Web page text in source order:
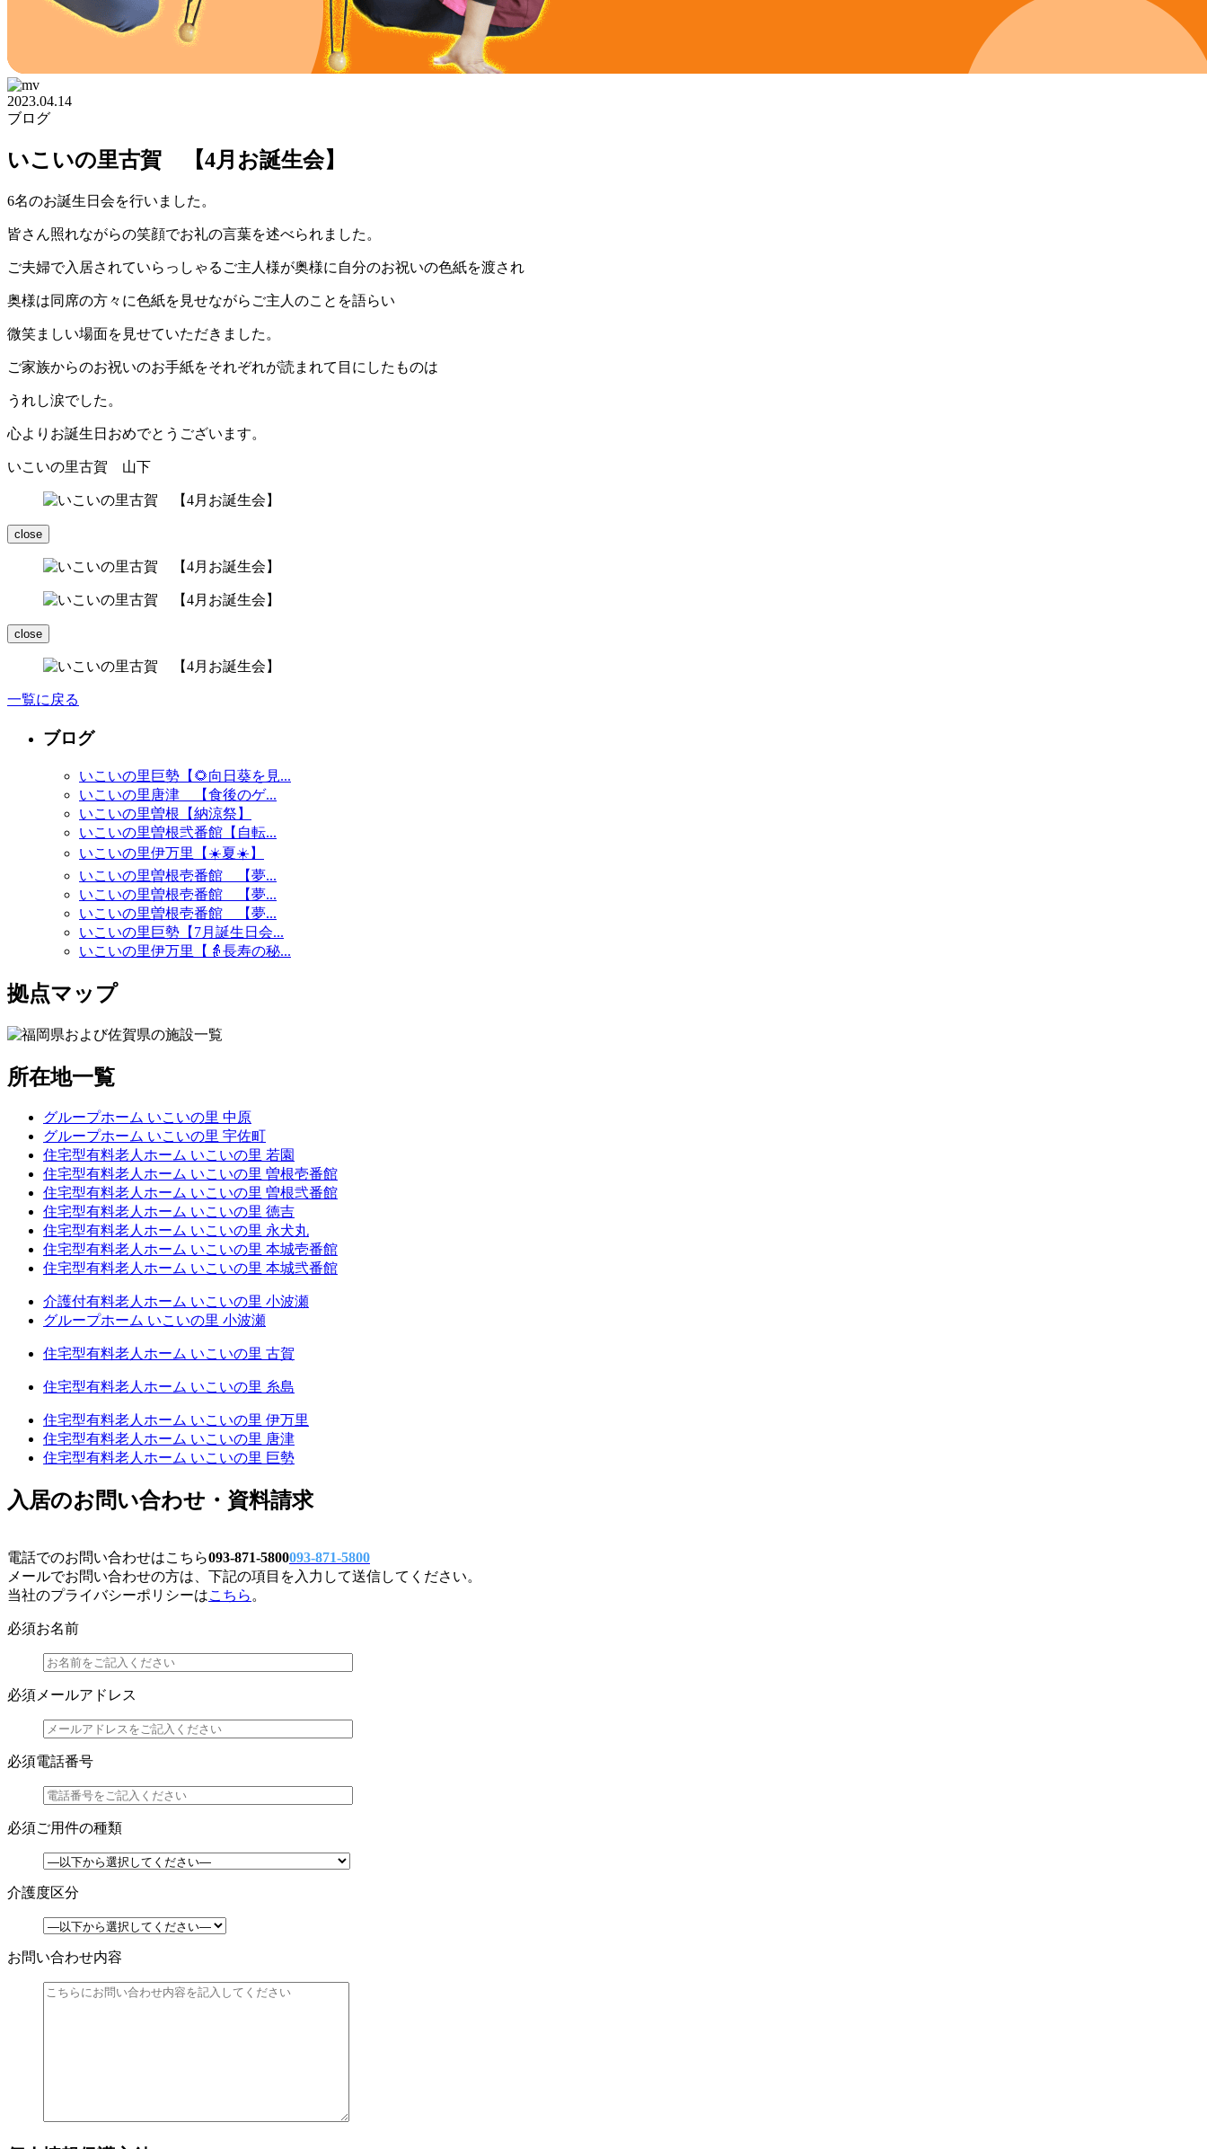
2023.04.14
ブログ
いこいの里古賀 【4月お誕生会】
6名のお誕生日会を行いました。
皆さん照れながらの笑顔でお礼の言葉を述べられました。
ご夫婦で入居されていらっしゃるご主人様が奥様に自分のお祝いの色紙を渡され
奥様は同席の方々に色紙を見せながらご主人のことを語らい
微笑ましい場面を見せていただきました。
ご家族からのお祝いのお手紙をそれぞれが読まれて目にしたものは
うれし涙でした。
心よりお誕生日おめでとうございます。
いこいの里古賀 山下
close
close
一覧に戻る
ブログ
いこいの里巨勢【🌻向日葵を見...
いこいの里唐津 【食後のゲ...
いこいの里曽根【納涼祭】
いこいの里曽根弐番館【自転...
いこいの里伊万里【☀️夏☀️】
いこいの里曽根壱番館 【夢...
いこいの里曽根壱番館 【夢...
いこいの里曽根壱番館 【夢...
いこいの里巨勢【7月誕生日会...
いこいの里伊万里【👵長寿の秘...
拠点マップ
所在地一覧
グループホーム いこいの里 中原
グループホーム いこいの里 宇佐町
住宅型有料老人ホーム いこいの里 若園
住宅型有料老人ホーム いこいの里 曽根壱番館
住宅型有料老人ホーム いこいの里 曽根弐番館
住宅型有料老人ホーム いこいの里 徳吉
住宅型有料老人ホーム いこいの里 永犬丸
住宅型有料老人ホーム いこいの里 本城壱番館
住宅型有料老人ホーム いこいの里 本城弐番館
介護付有料老人ホーム いこいの里 小波瀬
グループホーム いこいの里 小波瀬
住宅型有料老人ホーム いこいの里 古賀
住宅型有料老人ホーム いこいの里 糸島
住宅型有料老人ホーム いこいの里 伊万里
住宅型有料老人ホーム いこいの里 唐津
住宅型有料老人ホーム いこいの里 巨勢
入居のお問い合わせ・資料請求
電話でのお問い合わせはこちら093-871-5800093-871-5800
メールでお問い合わせの方は、下記の項目を入力して送信してください。
当社のプライバシーポリシーはこちら 。
必須お名前
必須 メールアドレス
必須電話番号
必須ご用件の種類
介護度区分
お問い合わせ内容